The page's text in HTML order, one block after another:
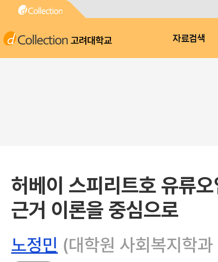
고려대학교 자료검색
허베이 스피리트호 유류
근거 이론을 중심으로
노정민 (대학원 사회복지학